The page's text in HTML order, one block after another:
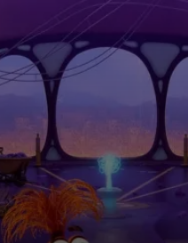
EQUIPO DE BBK
TÉRMINOS Y